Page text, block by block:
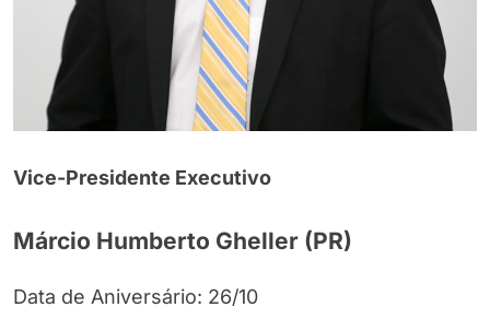
Vice-Presidente Executivo
Márcio Humberto Gheller (PR)
Data de Aniversário: 26/10